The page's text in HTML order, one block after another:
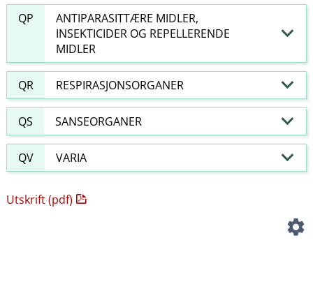
QP
ANTIPARASITTÆRE MIDLER,
INSEKTICIDER OG REPELLERENDE
MIDLER
QR RESPIRASJONSORGANER
QS SANSEORGANER
QV VARIA
Utskrift (pdf)